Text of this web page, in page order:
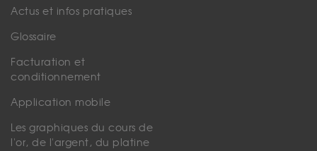
Actus et infos pratiques
Glossaire
Facturation et
conditionnement
Application mobile
Les graphiques du cours de
l'or, de l'argent, du platine